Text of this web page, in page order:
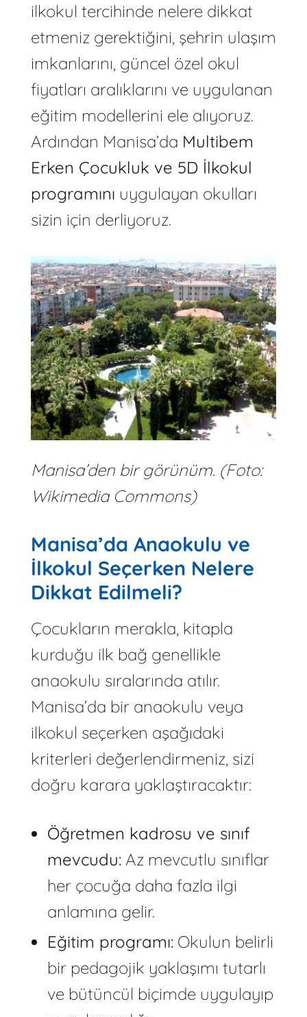
ilkokul tercihinde nelere dikkat
etmeniz gerektiğini, şehrin ulaşım
imkanlarını, güncel özel okul
fiyatları aralıklarını ve uygulanan
eğitim modellerini ele alıyoruz.
Ardından Manisa’da Multibem
Erken Çocukluk ve 5D İlkokul
programını uygulayan okulları
sizin için derliyoruz.
Manisa’den bir görünüm. (Foto:
Wikimedia Commons)
Manisa’da Anaokulu ve
İlkokul Seçerken Nelere
Dikkat Edilmeli?
Çocukların merakla, kitapla
kurduğu ilk bağ genellikle
anaokulu sıralarında atılır.
Manisa’da bir anaokulu veya
ilkokul seçerken aşağıdaki
kriterleri değerlendirmeniz, sizi
doğru karara yaklaştıracaktır:
Öğretmen kadrosu ve sınıf
mevcudu:Az mevcutlu sınıflar
her çocuğa daha fazla ilgi
anlamına gelir.
Eğitim programı:Okulun belirli
bir pedagojik yaklaşımı tutarlı
ve bütüncül biçimde uygulayıp